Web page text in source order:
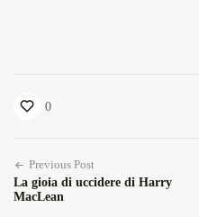
0
Previous Post
La gioia di uccidere di Harry
MacLean